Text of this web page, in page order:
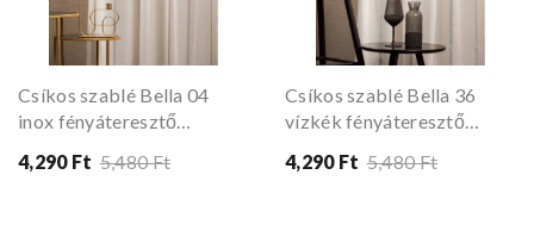
Csíkos szablé Bella 04
inox fényáteresztő
4,290 Ft 5,480 Ft
Csíkos szablé Bella 36
vízkék fényáteresztő
4,290 Ft 5,480 Ft